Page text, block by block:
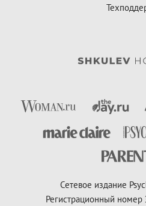
Сетевое издание
Регистрационный